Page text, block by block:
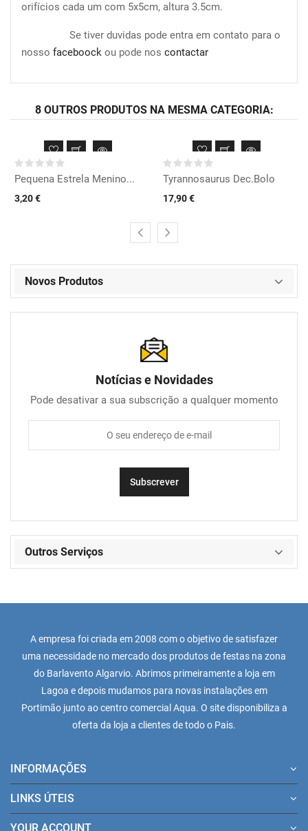
orifícios cada um com 5x5cm, altura 3.5cm.
Se tiver duvidas pode entra em contato para o
nosso faceboock ou pode nos contactar
8 OUTROS PRODUTOS NA MESMA CATEGORIA:
Pequena Estrela Menino...
3,20 €
Tyrannosaurus Dec.Bolo
17,90 €
Novos Produtos
Notícias e Novidades
Pode desativar a sua subscrição a qualquer momento
Outros Serviços
A empresa foi criada em 2008 com o objetivo de satisfazer
uma necessidade no mercado dos produtos de festas na zona
do Barlavento Algarvio. Abrimos primeiramente a loja em
Lagoa e depois mudamos para novas instalações em
Portimão junto ao centro comercial Aqua. O site disponibiliza a
oferta da loja a clientes de todo o Pais.
INFORMAÇÕES
LINKS ÚTEIS
YOUR ACCOUNT